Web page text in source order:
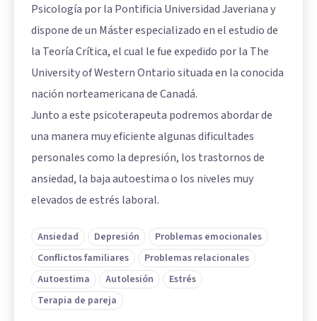
Psicología por la Pontificia Universidad Javeriana y
dispone de un Máster especializado en el estudio de
la Teoría Crítica, el cual le fue expedido por la The
University of Western Ontario situada en la conocida
nación norteamericana de Canadá.
Junto a este psicoterapeuta podremos abordar de
una manera muy eficiente algunas dificultades
personales como la depresión, los trastornos de
ansiedad, la baja autoestima o los niveles muy
elevados de estrés laboral.
Ansiedad Depresión
Problemas emocionales
Conflictos familiares
Problemas relacionales
Autoestima
Autolesión
Estrés
Terapia de pareja